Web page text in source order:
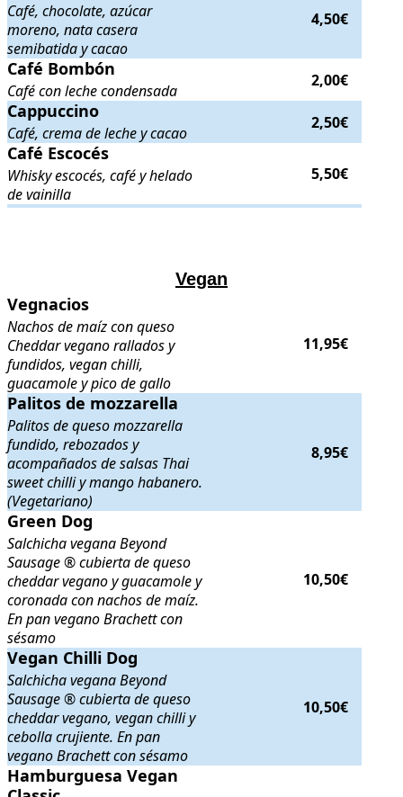
Café, chocolate, azúcar
moreno, nata casera
semibatida y cacao
4,50€
Café Bombón . Café con leche condensada
Café Bombón
Café con leche condensada
2,00€
Cappuccino . Café, crema de leche y cacao
Cappuccino
Café, crema de leche y cacao
2,50€
Café Escocés . Whisky escocés, café y helado de vainilla
Café Escocés
Whisky escocés, café y helado
de vainilla
5,50€
..
Vegan
Vegnacios . Nachos de maíz con queso Cheddar vegano rallados y
Vegnacios
Nachos de maíz con queso
Cheddar vegano rallados y
fundidos, vegan chilli,
guacamole y pico de gallo
11,95€
Palitos de mozzarella . Palitos de queso mozzarella fundido,
Palitos de mozzarella
Palitos de queso mozzarella
fundido, rebozados y
acompañados de salsas Thai
sweet chilli y mango habanero.
(Vegetariano)
8,95€
Green Dog . Salchicha vegana Beyond Sausage ® cubierta de
Green Dog
Salchicha vegana Beyond
Sausage ® cubierta de queso
cheddar vegano y guacamole y
coronada con nachos de maíz.
En pan vegano Brachett con
sésamo
10,50€
Vegan Chilli Dog . Salchicha vegana Beyond Sausage ® cubierta
Vegan Chilli Dog
Salchicha vegana Beyond
Sausage ® cubierta de queso
cheddar vegano, vegan chilli y
cebolla crujiente. En pan
vegano Brachett con sésamo
10,50€
Hamburguesa Vegan Classic . Hamburguesa vegana Beyond
Hamburguesa Vegan